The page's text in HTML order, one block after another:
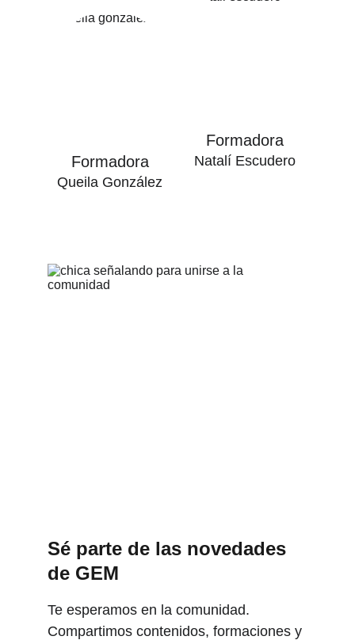
Formadora
Formadora
Queila González
Natalí Escudero
Te esperamos en la comunidad.
Compartimos contenidos, formaciones y
Sé parte de las novedades
de GEM